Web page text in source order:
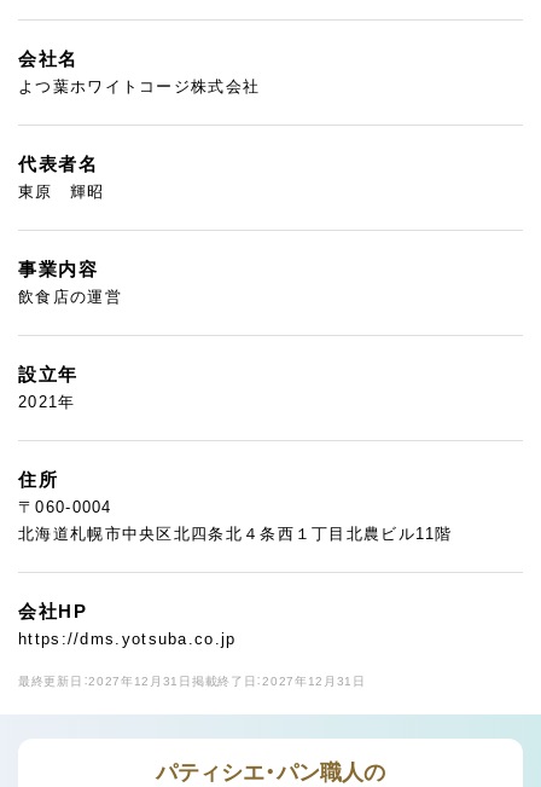
会社名
よつ葉ホワイトコージ株式会社
代表者名
東原 輝昭
事業内容
飲食店の運営
設立年
2021年
住所
〒060-0004
北海道札幌市中央区北四条北４条西１丁目北農ビル11階
会社HP
https://dms.yotsuba.co.jp
最終更新日：2027年12月31日 掲載終了日：2027年12月31日
パティシエ・パン職人の